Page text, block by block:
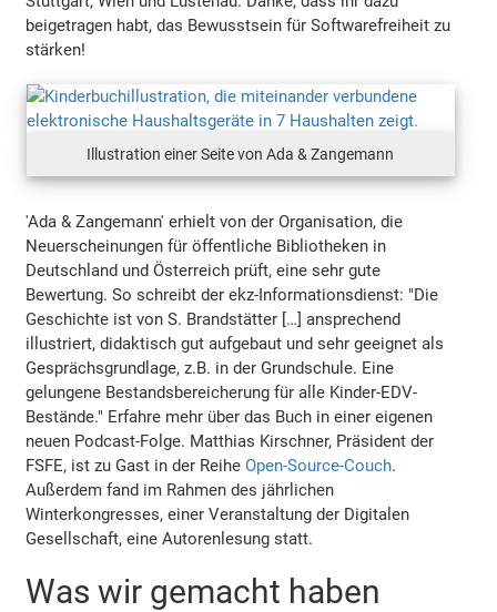
beigetragen habt, das Bewusstsein für Softwarefreiheit zu
stärken!
Illustration einer Seite von Ada & Zangemann
'Ada & Zangemann' erhielt von der Organisation, die
Neuerscheinungen für öffentliche Bibliotheken in
Deutschland und Österreich prüft, eine sehr gute
Bewertung. So schreibt der ekz-Informationsdienst: "Die
Geschichte ist von S. Brandstätter […] ansprechend
illustriert, didaktisch gut aufgebaut und sehr geeignet als
Gesprächsgrundlage, z.B. in der Grundschule. Eine
gelungene Bestandsbereicherung für alle Kinder-EDV-
Bestände." Erfahre mehr über das Buch in einer eigenen
neuen Podcast-Folge. Matthias Kirschner, Präsident der
FSFE, ist zu Gast in der ReiheOpen-Source-Couch.
Außerdem fand im Rahmen des jährlichen
Winterkongresses, einer Veranstaltung der Digitalen
Gesellschaft, eine Autorenlesung statt.
Was wir gemacht haben